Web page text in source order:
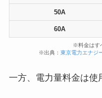
50A
60A
※料金はす
※出典： 東京電力エナジ
一方、電力量料金は使